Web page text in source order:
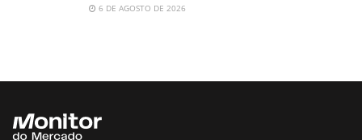
6 DE AGOSTO DE 2026